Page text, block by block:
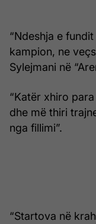
“Ndeshja e
kampion, ne
Sylejmani në
“Katër xhiro
dhe më thiri
nga fillimi”.
“Startova në